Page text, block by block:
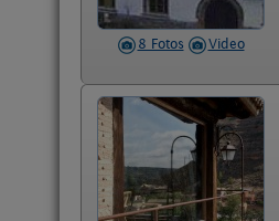
8 Fotos Video